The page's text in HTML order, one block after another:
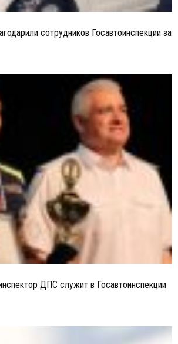
сотрудников Госавтоинспекции за
ДПС служит в Госавтоинспекции